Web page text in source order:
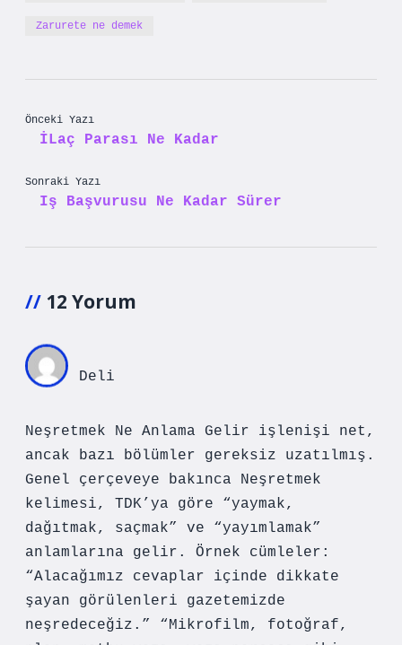
Zarurete ne demek
Önceki Yazı
İLaç Parası Ne Kadar
Sonraki Yazı
Iş Başvurusu Ne Kadar Sürer
12 Yorum
Deli
Neşretmek Ne Anlama Gelir işlenişi net,
ancak bazı bölümler gereksiz uzatılmış.
Genel çerçeveye bakınca Neşretmek
kelimesi, TDK’ya göre “yaymak,
dağıtmak, saçmak” ve “yayımlamak”
anlamlarına gelir. Örnek cümleler:
“Alacağımız cevaplar içinde dikkate
şayan görülenleri gazetemizde
neşredeceğiz.” “Mikrofilm, fotoğraf,